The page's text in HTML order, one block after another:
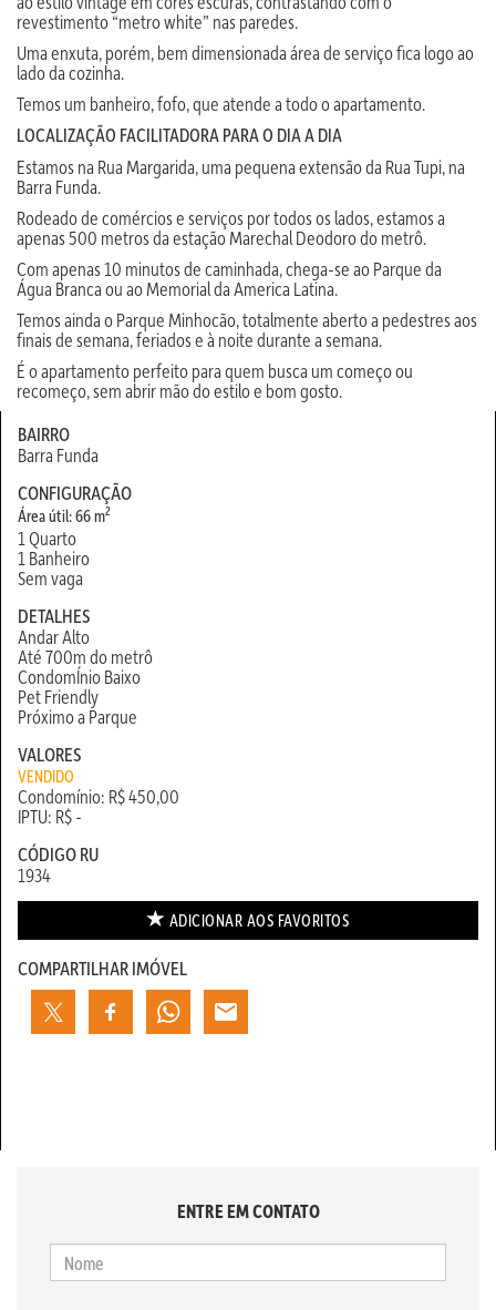
revestimento “metro white” nas paredes.
Uma enxuta, porém, bem dimensionada área de serviço fica logo ao
lado da cozinha.
Temos um banheiro, fofo, que atende a todo o apartamento.
LOCALIZAÇÃO FACILITADORA PARA O DIA A DIA
Estamos na Rua Margarida, uma pequena extensão da Rua Tupi, na
Barra Funda.
Rodeado de comércios e serviços por todos os lados, estamos a
apenas 500 metros da estação Marechal Deodoro do metrô.
Com apenas 10 minutos de caminhada, chega-se ao Parque da
Água Branca ou ao Memorial da America Latina.
Temos ainda o Parque Minhocão, totalmente aberto a pedestres aos
finais de semana, feriados e à noite durante a semana.
É o apartamento perfeito para quem busca um começo ou
recomeço, sem abrir mão do estilo e bom gosto.
BAIRRO
Barra Funda
CONFIGURAÇÃO
Área útil: 66 m2
1 Quarto
1 Banheiro
Sem vaga
DETALHES
Andar Alto
Até 700m do metrô
CondomÍnio Baixo
Pet Friendly
Próximo a Parque
VALORES
VENDIDO
Condomínio: R$ 450,00
IPTU: R$ -
CÓDIGO RU
1934
ADICIONAR AOS FAVORITOS
COMPARTILHAR IMÓVEL
ENTRE EM CONTATO